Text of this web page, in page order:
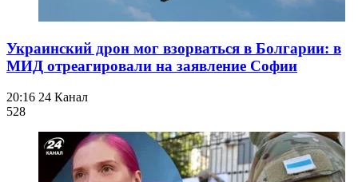
Украинский дрон мог взорваться в Болгарии: в
МИД отреагировали на заявление Софии
20:16 24 Канал
528